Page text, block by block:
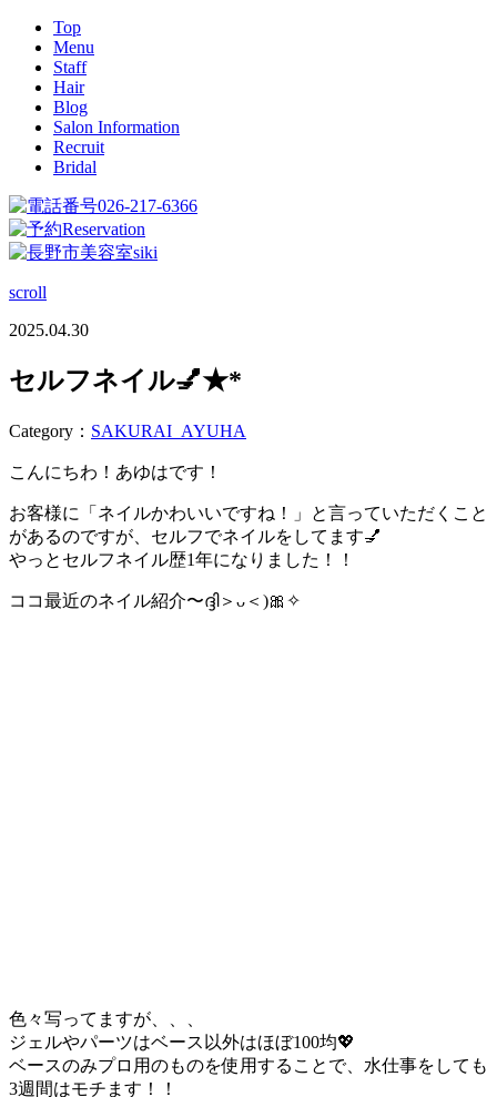
Top
Menu
Staff
Hair
Blog
Salon Information
Recruit
Bridal
026-217-6366
Reservation
scroll
2025.04.30
セルフネイル💅★*
Category： SAKURAI_AYUHA
こんにちわ！あゆはです！
お客様に「ネイルかわいいですね！」と言っていただくこと
があるのですが、セルフでネイルをしてます💅
やっとセルフネイル歴1年になりました！！
ココ最近のネイル紹介〜ദ്ദി＞ᴗ＜)🎀✧
色々写ってますが、、、
ジェルやパーツはベース以外はほぼ100均💖
ベースのみプロ用のものを使用することで、水仕事をしても
3週間はモチます！！